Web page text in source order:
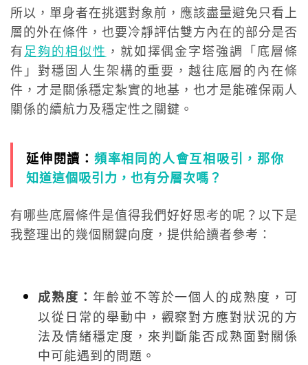
所以，單身者在挑選對象前，應該盡量避免只看上
層的外在條件，也要冷靜評估雙方內在的部分是否
有足夠的相似性 ，就如擇偶金字塔強調「底層條
件」對穩固人生架構的重要，越往底層的內在條
件，才是關係穩定紮實的地基，也才是能確保兩人
關係的續航力及穩定性之關鍵。
延伸閱讀： 頻率相同的人會互相吸引，那你
知道這個吸引力，也有分層次嗎？
有哪些底層條件是值得我們好好思考的呢？以下是
我整理出的幾個關鍵向度，提供給讀者參考：
成熟度： 年齡並不等於一個人的成熟度，可
以從日常的舉動中，觀察對方應對狀況的方
法及情緒穩定度，來判斷能否成熟面對關係
中可能遇到的問題。